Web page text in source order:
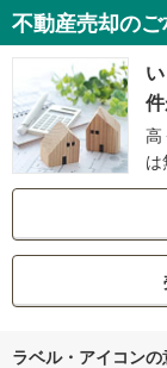
不動産売却の
高
は
ラベル・アイコンの